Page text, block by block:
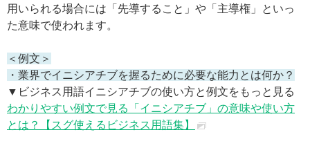
用いられる場合には「先導すること」や「主導権」といっ
た意味で使われます。
＜例文＞
・業界でイニシアチブを握るために必要な能力とは何か？
▼ビジネス用語イニシアチブの使い方と例文をもっと見る
わかりやすい例文で見る「イニシアチブ」の意味や使い方
とは？【スグ使えるビジネス用語集】